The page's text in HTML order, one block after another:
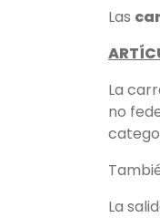
Las
La
no
La